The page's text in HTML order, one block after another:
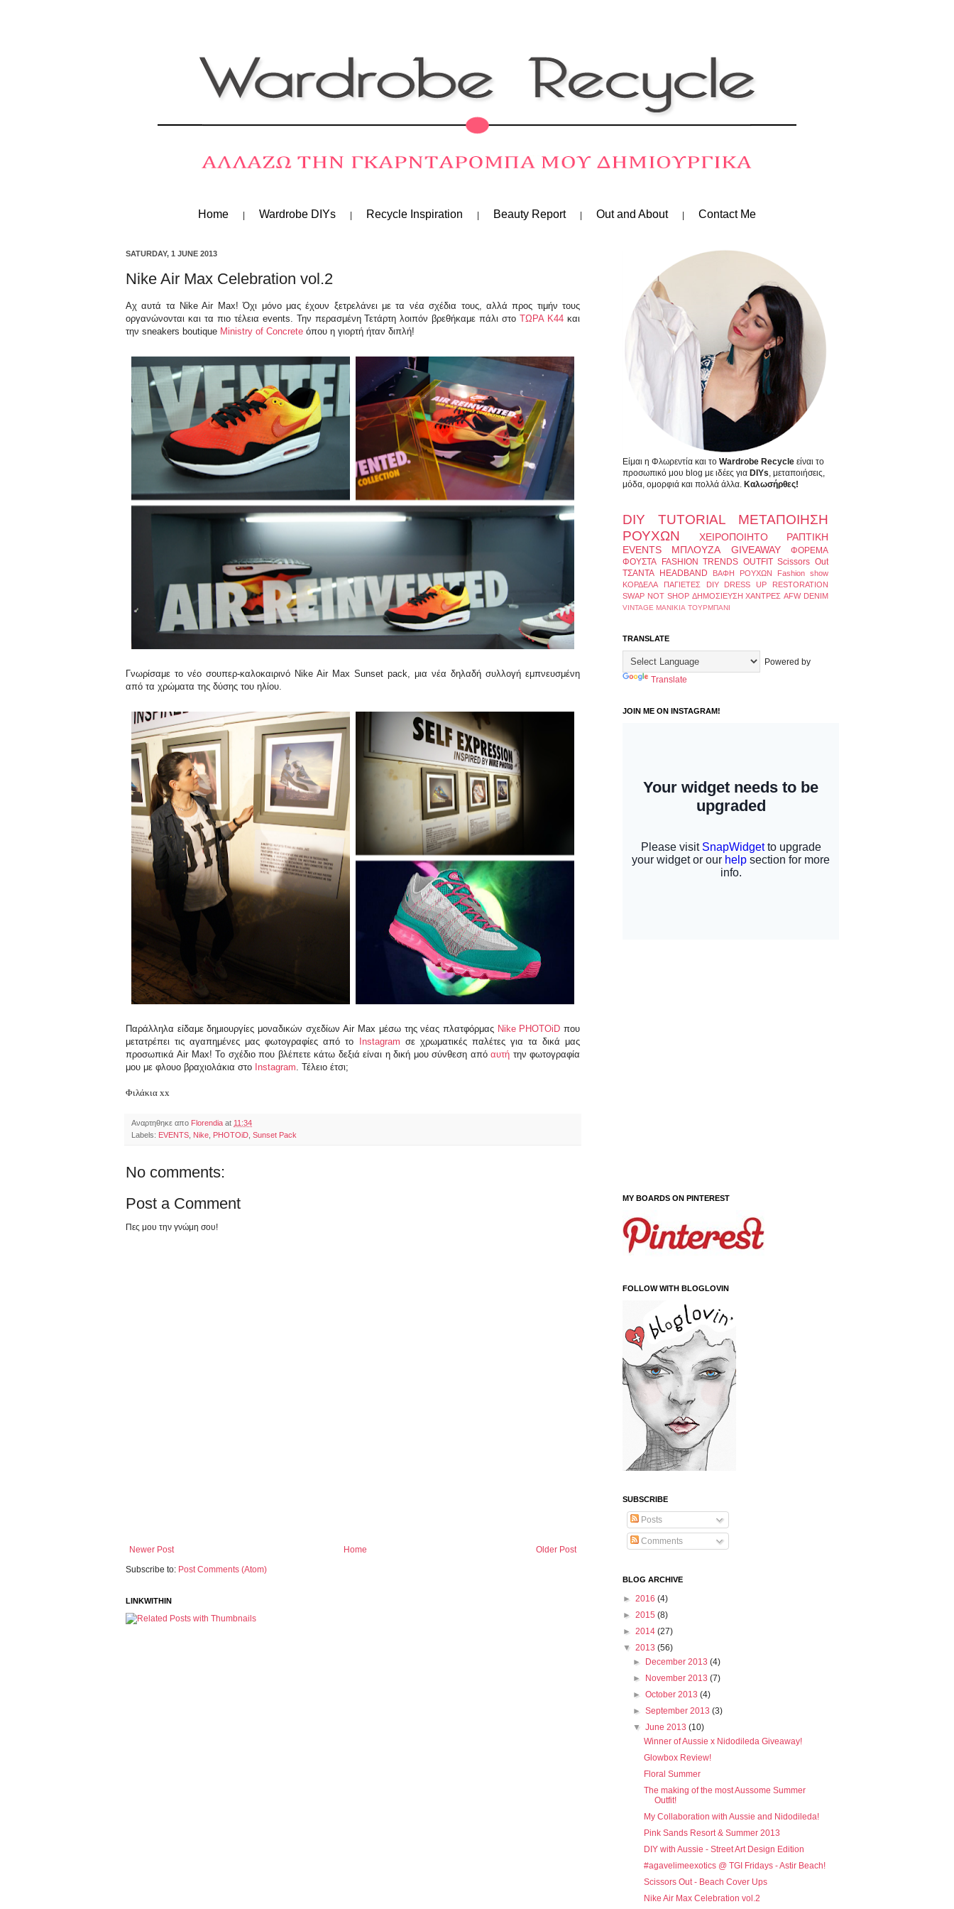
Home Wardrobe DIYs Recycle Inspiration Beauty Report Out and About Contact Me
SATURDAY, 1 JUNE 2013
Nike Air Max Celebration vol.2
Αχ αυτά τα Nike Air Max! Όχι μόνο μας έχουν ξετρελάνει με τα νέα σχέδια τους, αλλά προς τιμήν τους
οργανώνονται και τα πιο τέλεια events. Την περασμένη Τετάρτη λοιπόν βρεθήκαμε πάλι στοΤΩΡΑ Κ44 και
την sneakers boutique Ministry of Concrete όπου η γιορτή ήταν διπλή!
Γνωρίσαμε το νέο σουπερ-καλοκαιρινό Nike Air Max Sunset pack, μια νέα δηλαδή συλλογή εμπνευσμένη
από τα χρώματα της δύσης του ηλίου.
Παράλληλα είδαμε δημιουργίες μοναδικών σχεδίων Air Max μέσω της νέας πλατφόρμας Nike PHOTOiD που
μετατρέπει τις αγαπημένες μας φωτογραφίες από το
Instagram σε χρωματικές παλέτες για τα δικά μας
προσωπικά Air Max! Το σχέδιο που βλέπετε κάτω δεξιά είναι η δική μου σύνθεση απόαυτή την φωτογραφία
μου με φλουο βραχιολάκια στο Instagram. Τέλειο έτσι;
Φιλάκια xx
Αναρτηθηκε απο Florendia at 11:34
Labels: EVENTS Nike PHOTOiD Sunset Pack
No comments:
Post a Comment
Πες μου την γνώμη σου!
Newer Post Older Post
Home
Subscribe to: Post Comments (Atom)
LINKWITHIN
Είμαι η Φλωρεντία και το Wardrobe Recycle είναι το
προσωπικό μου blog με ιδέες για DIYs, μεταποιήσεις,
μόδα, ομορφιά και πολλά άλλα. Καλωσήρθες!
DIY TUTORIAL
ΜΕΤΑΠΟΙΗΣΗ
ΡΟΥΧΩΝ
ΧΕΙΡΟΠΟΙΗΤΟ
ΡΑΠΤΙΚΗ
EVENTS
ΜΠΛΟΥΖΑ GIVEAWAY
ΦΟΡΕΜΑ
ΦΟΥΣΤΑ
FASHION TRENDS OUTFIT Scissors Out
ΤΣΑΝΤΑ
HEADBAND ΒΑΦΗ ΡΟΥΧΩΝ
Fashion show
ΚΟΡΔΕΛΑ
ΠΑΓΙΕΤΕΣ DIY DRESS UP
RESTORATION
SWAP NOT SHOP ΔΗΜΟΣΙΕΥΣΗ ΧΑΝΤΡΕΣ AFW DENIM
VINTAGE ΜΑΝΙΚΙΑ ΤΟΥΡΜΠΑΝΙ
TRANSLATE
Powered by
Translate
JOIN ME ON INSTAGRAM!
MY BOARDS ON PINTEREST
FOLLOW WITH BLOGLOVIN
SUBSCRIBE
Posts
Comments
BLOG ARCHIVE
► 2016 (4)
► 2015 (8)
► 2014 (27)
▼ 2013 (56)
►
December 2013(4)
►
November 2013(7)
►October 2013(4)
►September 2013(3)
▼June 2013(10)
Winner of Aussie x Nidodileda Giveaway!
Glowbox Review!
Floral Summer
The making of the most Aussome Summer
Outfit!
My Collaboration with Aussie and Nidodileda!
Pink Sands Resort & Summer 2013
DIY with Aussie - Street Art Design Edition
#agavelimeexotics @ TGI Fridays - Astir Beach!
Scissors Out - Beach Cover Ups
Nike Air Max Celebration vol.2